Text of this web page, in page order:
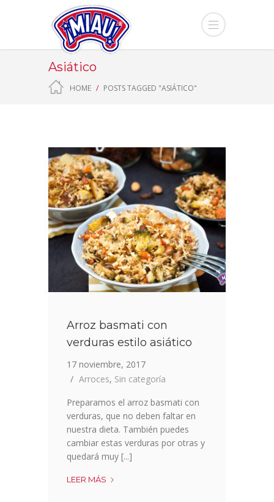
Asiático
HOME POSTS TAGGED "ASIÁTICO"
Arroz basmati con
verduras estilo asiático
17 noviembre, 2017
Arroces, Sin categoría
Preparamos el arroz basmati con
verduras, que no deben faltar en
nuestra dieta. También puedes
cambiar estas verduras por otras y
quedará muy [...]
LEER MÁS